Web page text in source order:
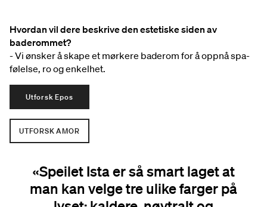
Hvordan vil dere beskrive den estetiske siden av
baderommet?
- Vi ønsker å skape et mørkere baderom for å oppnå spa-
følelse, ro og enkelhet.
Utforsk Epos
UTFORSK AMOR
«Speilet Ista er så smart laget at
man kan velge tre ulike farger på